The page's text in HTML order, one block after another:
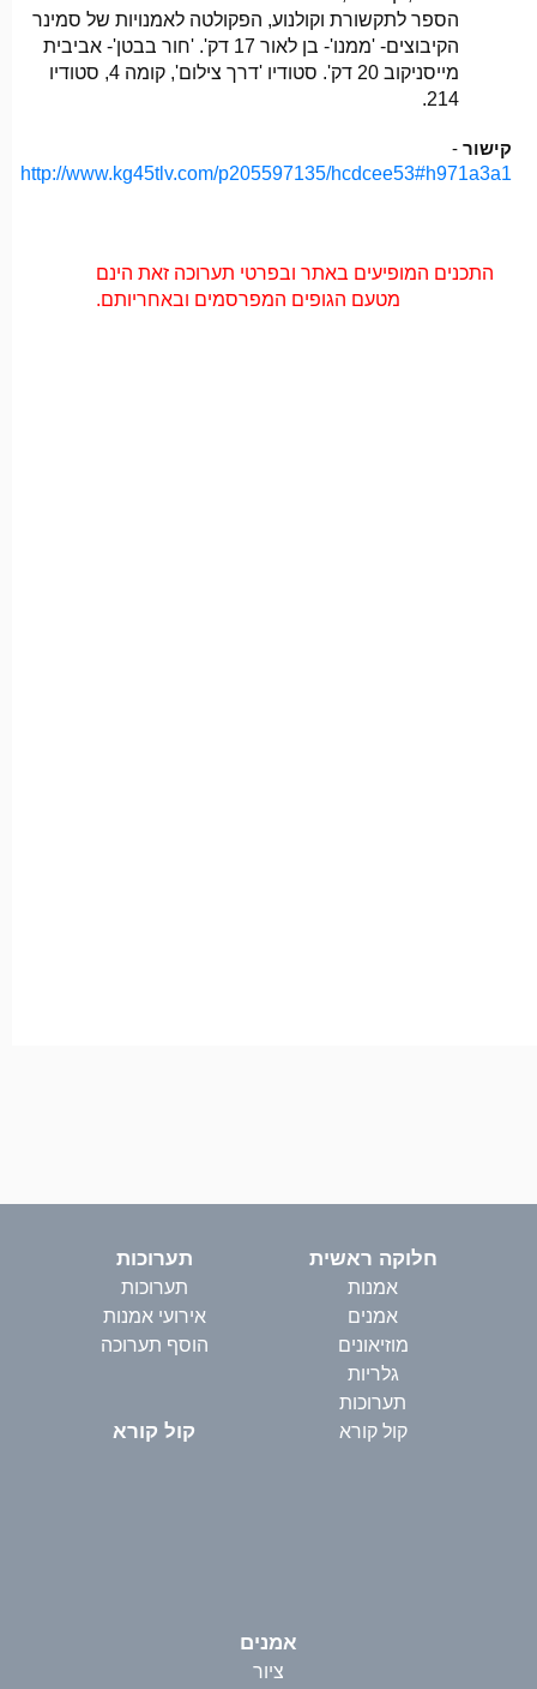
הספר לתקשורת וקולנוע, הפקולטה לאמנויות של סמינר
הקיבוצים- 'ממנו'- בן לאור 17 דק'. 'חור בבטן'- אביבית
מייסניקוב 20 דק'. סטודיו 'דרך צילום', קומה 4, סטודיו
214.
קישור -
http://www.kg45tlv.com/p205597135/hcdcee53#h971a3a1
התכנים המופיעים באתר ובפרטי תערוכה זאת הינם
מטעם הגופים המפרסמים ובאחריותם.
חלוקה ראשית
אמנות
אמנים
מוזיאונים
גלריות
תערוכות
קול קורא
תערוכות
תערוכות
אירועי אמנות
הוסף תערוכה
קול קורא
אמנים
ציור